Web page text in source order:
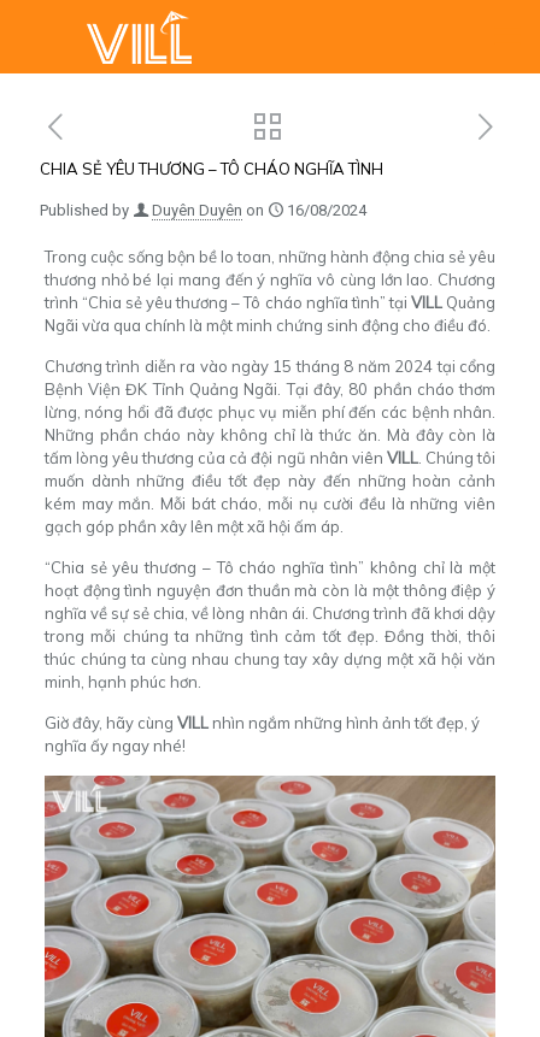
CHIA SẺ YÊU THƯƠNG – TÔ CHÁO NGHĨA TÌNH
Published by Duyên Duyên on 16/08/2024
Trong cuộc sống bộn bề lo toan, những hành động chia sẻ yêu
thương nhỏ bé lại mang đến ý nghĩa vô cùng lớn lao. Chương
trình “Chia sẻ yêu thương – Tô cháo nghĩa tình” tạiVILL Quảng
Ngãi vừa qua chính là một minh chứng sinh động cho điều đó.
Chương trình diễn ra vào ngày 15 tháng 8 năm 2024 tại cổng
Bệnh Viện ĐK Tỉnh Quảng Ngãi. Tại đây, 80 phần cháo thơm
lừng, nóng hổi đã được phục vụ miễn phí đến các bệnh nhân.
Những phần cháo này không chỉ là thức ăn. Mà đây còn là
tấm lòng yêu thương của cả đội ngũ nhân viên VILL. Chúng tôi
muốn dành những điều tốt đẹp này đến những hoàn cảnh
kém may mắn. Mỗi bát cháo, mỗi nụ cười đều là những viên
gạch góp phần xây lên một xã hội ấm áp.
“Chia sẻ yêu thương – Tô cháo nghĩa tình” không chỉ là một
hoạt động tình nguyện đơn thuần mà còn là một thông điệp ý
nghĩa về sự sẻ chia, về lòng nhân ái. Chương trình đã khơi dậy
trong mỗi chúng ta những tình cảm tốt đẹp. Đồng thời, thôi
thúc chúng ta cùng nhau chung tay xây dựng một xã hội văn
minh, hạnh phúc hơn.
Giờ đây, hãy cùng VILLnhìn ngắm những hình ảnh tốt đẹp, ý
nghĩa ấy ngay nhé!